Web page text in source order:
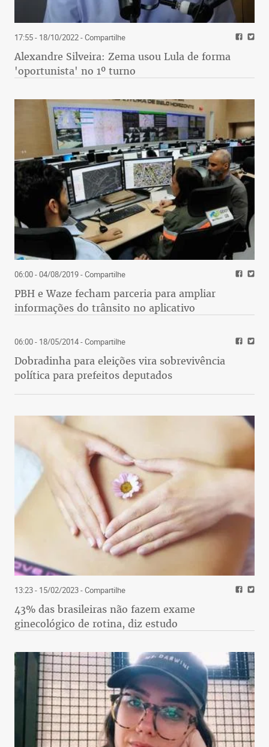
17:55 - 18/10/2022- Compartilhe
Alexandre Silveira: Zema usou Lula de forma
'oportunista' no 1º turno
06:00 - 04/08/2019- Compartilhe
PBH e Waze fecham parceria para ampliar
informações do trânsito no aplicativo
06:00 - 18/05/2014- Compartilhe
Dobradinha para eleições vira sobrevivência
política para prefeitos deputados
13:23 - 15/02/2023- Compartilhe
43% das brasileiras não fazem exame
ginecológico de rotina, diz estudo